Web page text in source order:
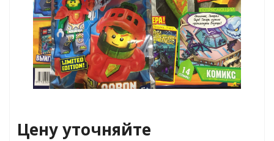
Цену уточняйте